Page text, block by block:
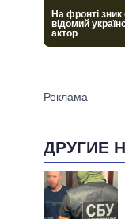
ДРУГИЕ